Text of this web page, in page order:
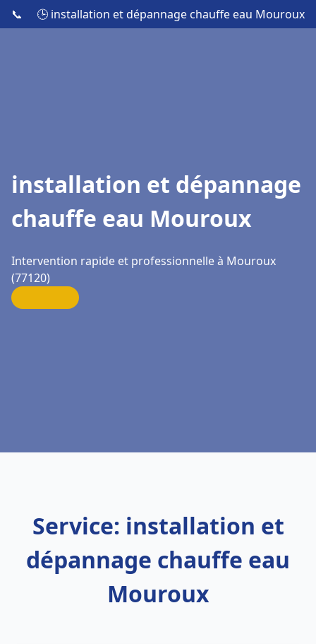
📞 🕒 installation et dépannage chauffe eau Mouroux
installation et dépannage
chauffe eau Mouroux
Intervention rapide et professionnelle à Mouroux
(77120)
Service: installation et
dépannage chauffe eau
Mouroux